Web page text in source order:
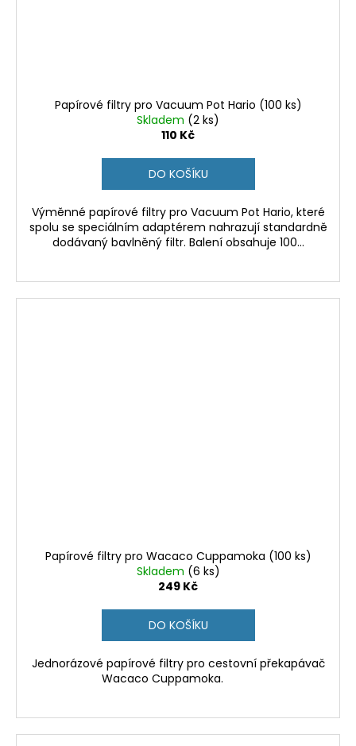
Papírové filtry pro Vacuum Pot Hario (100 ks)
Skladem (2 ks)
110 Kč
DO KOŠÍKU
Výměnné papírové filtry pro Vacuum Pot Hario, které
spolu se speciálním adaptérem nahrazují standardně
dodávaný bavlněný filtr. Balení obsahuje 100...
Papírové filtry pro Wacaco Cuppamoka (100 ks)
Skladem (6 ks)
249 Kč
DO KOŠÍKU
Jednorázové papírové filtry pro cestovní překapávač
Wacaco Cuppamoka.